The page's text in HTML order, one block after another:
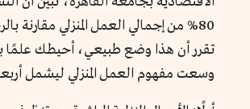
80% من إجمالي العمل المنزلي مقارنة
تقرر أن هذا وضع طبيعي، أحيطك علمًا
وسعت مفهوم العمل المنزلي ليشمل